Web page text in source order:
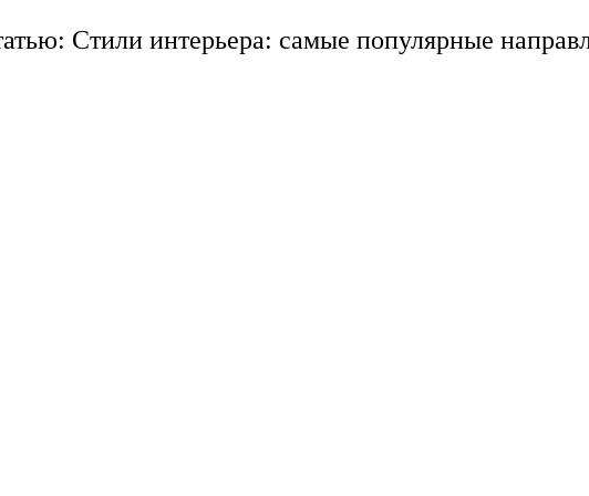
Стили интерьера: самые популярные